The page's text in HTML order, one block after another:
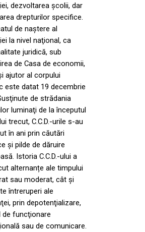
dezvoltarea şcolii, dar
drepturilor specifice.
de naştere al
la nivel naţional, ca
juridică, sub
de Casa de economii,
ajutor al corpului
este datat 19 decembrie
de strădania
luminaţi de la începutul
trecut, C.C.D.-urile s-au
în ani prin căutări
şi pilde de dăruire
Istoria C.C.D.-ului a
alternanțe ale timpului
sau moderat, cât şi
întreruperi ale
prin depotenţializare,
de funcţionare
sau de comunicare.